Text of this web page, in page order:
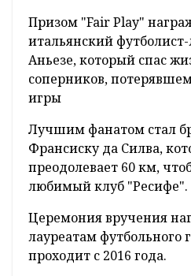
Призом "Fair Play"
итальянский
Аньезе, который спас
соперников,
игры
Лучшим фанатом стал
Франсиску да Силва,
преодолевает 60 км,
любимый клуб "Ресифе".
Церемония вручения
лауреатам футбольного
проходит с 2016 года.